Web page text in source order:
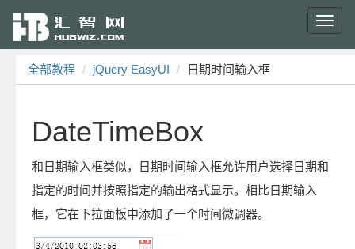
全部教程 jQuery EasyUI 日期时间输入框
DateTimeBox
和日期输入框类似，日期时间输入框允许用户选择日期和
指定的时间并按照指定的输出格式显示。相比日期输入
框，它在下拉面板中添加了一个时间微调器。